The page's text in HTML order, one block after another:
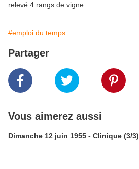
relevé 4 rangs de vigne.
#emploi du temps
Partager
Vous aimerez aussi
Dimanche 12 juin 1955 - Clinique (3/3)